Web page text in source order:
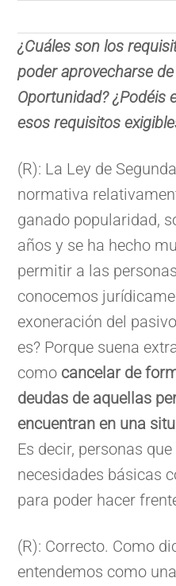
¿Cuáles son los
poder aprovecharse
Oportunidad? ¿Podéis
esos requisitos
(R): La Ley de
normativa
ganado popularidad,
años y se ha hecho
permitir a las
conocemos
exoneración del
es? Porque suena
como cancelar de
deudas de aquellas
encuentran en una
Es decir, personas
necesidades básicas
para poder hacer
(R): Correcto. Como
entendemos como